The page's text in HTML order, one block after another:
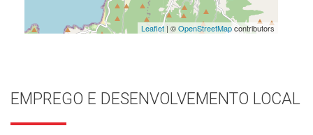
Leaflet| ©OpenStreetMapcontributors
EMPREGO E DESENVOLVEMENTO LOCAL